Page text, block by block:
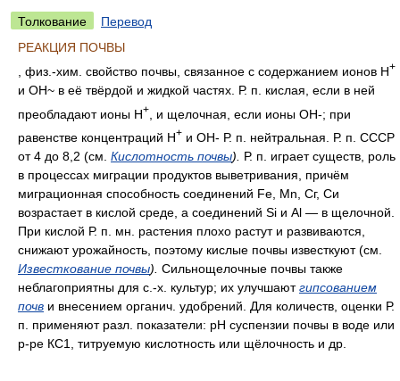
Толкование
Перевод
РЕАКЦИЯ ПОЧВЫ
, физ.-хим. свойство почвы, связанное с содержанием ионов Н+
и ОН~ в её твёрдой и жидкой частях. Р. п. кислая, если в ней
преобладают ионы Н+
, и щелочная, если ионы ОН-; при
равенстве концентраций H+ и ОН- Р. п. нейтральная. Р. п. СССР
от 4 до 8,2 (см. Кислотность почвы). Р. п. играет существ, роль
в процессах миграции продуктов выветривания, причём
миграционная способность соединений Fe, Mn, Сг, Си
возрастает в кислой среде, а соединений Si и Аl — в щелочной.
При кислой Р. п. мн. растения плохо растут и развиваются,
снижают урожайность, поэтому кислые почвы известкуют (см.
Известкование почвы). Сильнощелочные почвы также
неблагоприятны для с.-х. культур; их улучшаютгипсованием
почв и внесением органич. удобрений. Для количеств, оценки Р.
п. применяют разл. показатели: рН суспензии почвы в воде или
р-ре КС1, титруемую кислотность или щёлочность и др.